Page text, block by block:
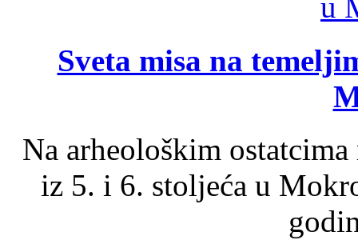
Sveta misa na
Na arheološkim
iz 5. i 6. stoljeća u